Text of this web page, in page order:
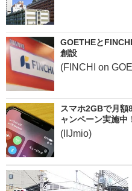
GOETHEと
創設
(FINCHI on
スマホ2GBで月額
ャンペーン実施中
(IIJmio)